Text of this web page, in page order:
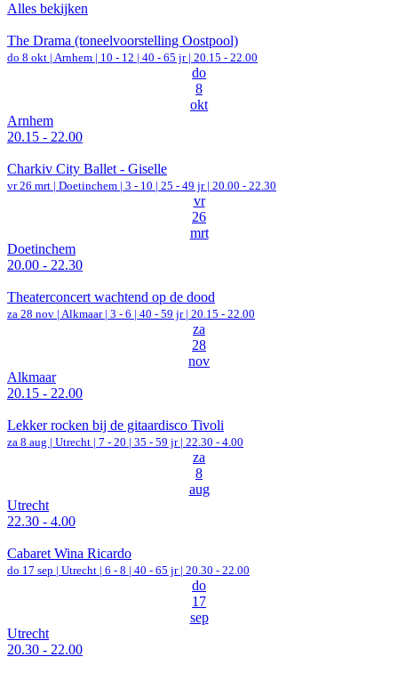
Alles bekijken
The Drama (toneelvoorstelling Oostpool)
do 8 okt | Arnhem | 10 - 12 | 40 - 65 jr | 20.15 - 22.00
do
8
okt
Arnhem
20.15 - 22.00
Charkiv City Ballet - Giselle
vr 26 mrt | Doetinchem | 3 - 10 | 25 - 49 jr | 20.00 - 22.30
vr
26
mrt
Doetinchem
20.00 - 22.30
Theaterconcert wachtend op de dood
za 28 nov | Alkmaar | 3 - 6 | 40 - 59 jr | 20.15 - 22.00
za
28
nov
Alkmaar
20.15 - 22.00
Lekker rocken bij de gitaardisco Tivoli
za 8 aug | Utrecht | 7 - 20 | 35 - 59 jr | 22.30 - 4.00
za
8
aug
Utrecht
22.30 - 4.00
Cabaret Wina Ricardo
do 17 sep | Utrecht | 6 - 8 | 40 - 65 jr | 20.30 - 22.00
do
17
sep
Utrecht
20.30 - 22.00